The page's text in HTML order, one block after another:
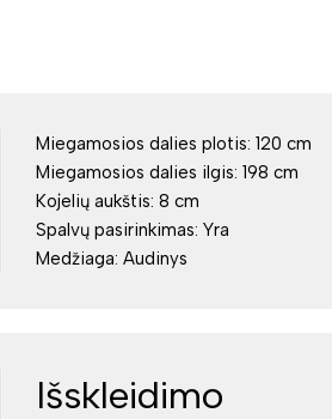
Miegamosios dalies plotis: 120 cm
Miegamosios dalies ilgis: 198 cm
Kojelių aukštis: 8 cm
Spalvų pasirinkimas: Yra
Medžiaga: Audinys
Išskleidimo